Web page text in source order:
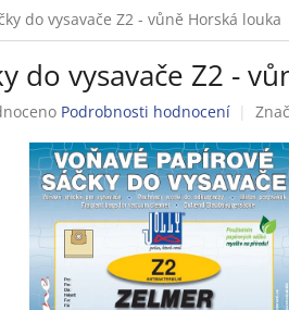
do vysavače Z2 - vůně Horská louka
do vysavače Z2 -
Podrobnosti hodnocení